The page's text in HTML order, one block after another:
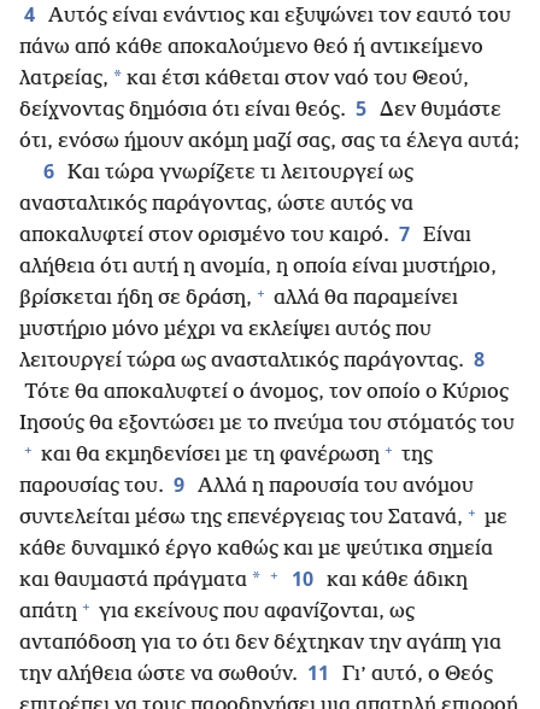
4 Αυτός είναι ενάντιος και εξυψώνει τον εαυτό του
πάνω από κάθε αποκαλούμενο θεό ή αντικείμενο
λατρείας, * και έτσι κάθεται στον ναό του Θεού,
δείχνοντας δημόσια ότι είναι θεός. 5 Δεν θυμάστε
ότι, ενόσω ήμουν ακόμη μαζί σας, σας τα έλεγα αυτά;
6 Και τώρα γνωρίζετε τι λειτουργεί ως
ανασταλτικός παράγοντας, ώστε αυτός να
αποκαλυφτεί στον ορισμένο του καιρό. 7 Είναι
αλήθεια ότι αυτή η ανομία, η οποία είναι μυστήριο,
βρίσκεται ήδη σε δράση, + αλλά θα παραμείνει
μυστήριο μόνο μέχρι να εκλείψει αυτός που
λειτουργεί τώρα ως ανασταλτικός παράγοντας. 8
Τότε θα αποκαλυφτεί ο άνομος, τον οποίο ο Κύριος
Ιησούς θα εξοντώσει με το πνεύμα του στόματός του
+ και θα εκμηδενίσει με τη φανέρωση + της
παρουσίας του. 9 Αλλά η παρουσία του ανόμου
συντελείται μέσω της επενέργειας του Σατανά, + με
κάθε δυναμικό έργο καθώς και με ψεύτικα σημεία
και θαυμαστά πράγματα * + 10 και κάθε άδικη
απάτη + για εκείνους που αφανίζονται, ως
ανταπόδοση για το ότι δεν δέχτηκαν την αγάπη για
την αλήθεια ώστε να σωθούν. 11
Γι’ αυτό, ο Θεός